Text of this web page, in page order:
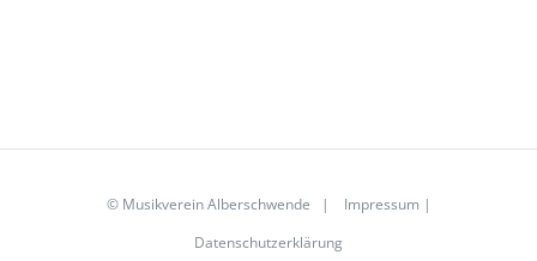
© Musikverein Alberschwende | Impressum |
Datenschutzerklärung